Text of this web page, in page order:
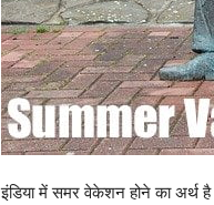
इंडिया में समर वेकेशन होने का अर्थ